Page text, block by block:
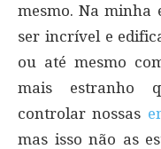
mesmo. Na minha
ser incrível e
ou até mesmo
mais estranho
controlar nossas
mas isso não as